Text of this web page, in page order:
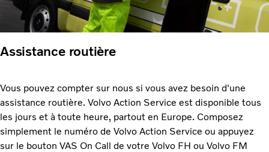
Assistance routière
Vous pouvez compter sur nous si vous avez besoin d'une
assistance routière. Volvo Action Service est disponible tous
les jours et à toute heure, partout en Europe. Composez
simplement le numéro de Volvo Action Service ou appuyez
sur le bouton VAS On Call de votre Volvo FH ou Volvo FM